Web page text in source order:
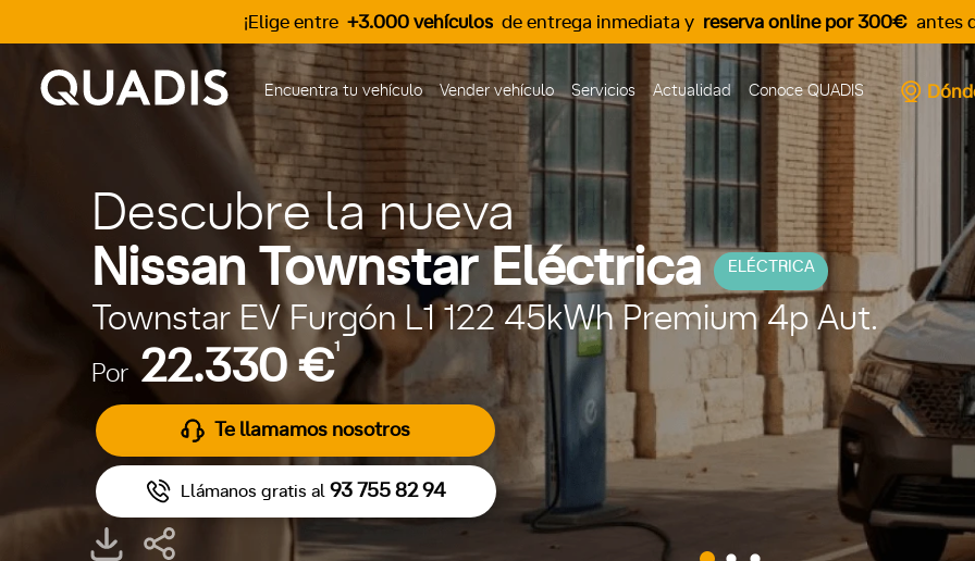
¡Elige entre +3.000 vehículos de entrega inmediata y reserva online por 300€ antes
Encuentra tu vehículo Vender vehículo Servicios Actualidad Conoce QUADIS
Descubre la nueva
Nissan Townstar Eléctrica
ELÉCTRICA
Townstar EV Furgón L1 122 45kWh Premium 4p Aut.
Por 22.330 €1
Te llamamos nosotros
Llámanos gratis al 93 755 82 94